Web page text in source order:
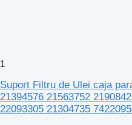
1
Suport Filtru de Ulei caja
21394576 21563752
22093305 21304735